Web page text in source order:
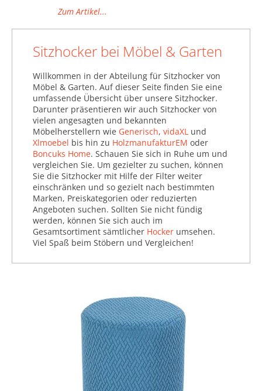
Zum Artikel...
Sitzhocker bei Möbel & Garten
Willkommen in der Abteilung für Sitzhocker von
Möbel & Garten. Auf dieser Seite finden Sie eine
umfassende Übersicht über unsere Sitzhocker.
Darunter präsentieren wir auch Sitzhocker von
vielen angesagten und bekannten
Möbelherstellern wie Generisch, vidaXL und
Xlmoebel bis hin zu HolzmanufakturEM oder
Boncuks Home. Schauen Sie sich in Ruhe um und
vergleichen Sie. Um gezielter zu suchen, können
Sie die Sitzhocker mit Hilfe der Filter weiter
einschränken und so gezielt nach bestimmten
Marken, Preiskategorien oder reduzierten
Angeboten suchen. Sollten Sie nicht fündig
werden, können Sie sich auch im
Gesamtsortiment sämtlicher Hocker umsehen.
Viel Spaß beim Stöbern und Vergleichen!